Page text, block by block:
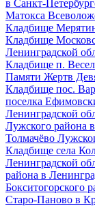
в Санкт-
Матокса
Кладбище
Кладбище
Ленинградской
Кладбище п.
Памяти Жертв
Кладбище пос.
поселка
Ленинградской
Лужского района
Толмачёво
Кладбище села
Ленинградской
района в
Бокситогорского
Старо-Паново в